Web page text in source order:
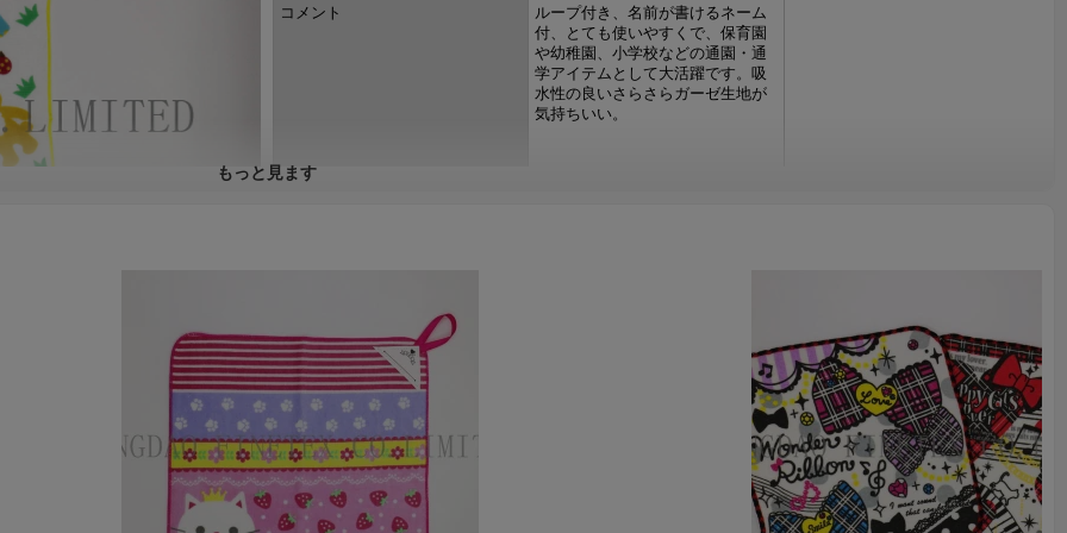
コメント
ループ付き、名前が書けるネーム
付、とても使いやすくで、保育園
や幼稚園、小学校などの通園・通
学アイテムとして大活躍です。吸
水性の良いさらさらガーゼ生地が
気持ちいい。
もっと見ます